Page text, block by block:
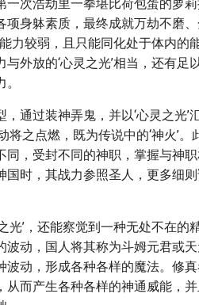
次浩劫里一拳堪比荷包蛋的萝莉
项身躰素质，最终成就万劫不磨
力较弱，且只能同化处于体内
外放的‘心灵之光’相当，还有
通过装神弄鬼，并以‘心灵之光’
将之点燃，既为传说中的‘神火’
同，受封不同的神职，掌握与神
时，其战力参照圣人，更多细则
光’，还能察觉到一种无处不在
动，国人将其称为斗姆元君或
波动，形成各种各样的魔法。修
从而产生各种各样的神通威能，